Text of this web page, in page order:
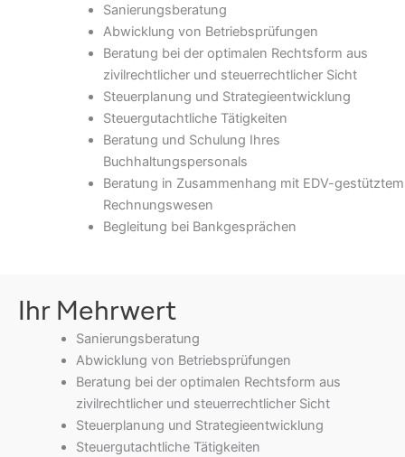
Sanierungsberatung
Abwicklung von Betriebsprüfungen
Beratung bei der optimalen Rechtsform aus
zivilrechtlicher und steuerrechtlicher Sicht
Steuerplanung und Strategieentwicklung
Steuergutachtliche Tätigkeiten
Beratung und Schulung Ihres
Buchhaltungspersonals
Beratung in Zusammenhang mit EDV-gestütztem
Rechnungswesen
Begleitung bei Bankgesprächen
Ihr Mehrwert
Sanierungsberatung
Abwicklung von Betriebsprüfungen
Beratung bei der optimalen Rechtsform aus
zivilrechtlicher und steuerrechtlicher Sicht
Steuerplanung und Strategieentwicklung
Steuergutachtliche Tätigkeiten